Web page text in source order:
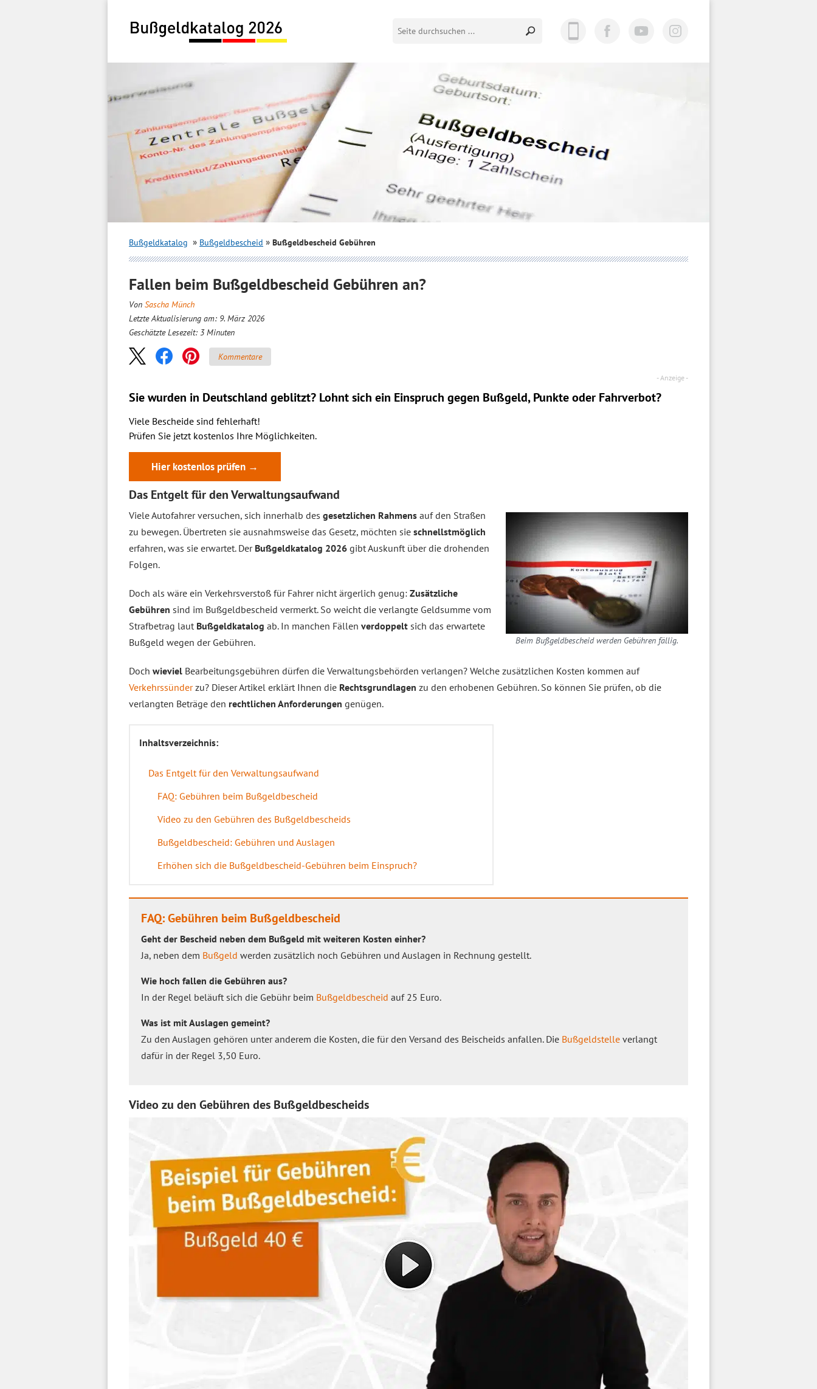
Bußgeldkatalog Bußgeldbescheid Bußgeldbescheid Gebühren
Fallen beim Bußgeldbescheid Gebühren an?
Von Sascha Münch
Letzte Aktualisierung am: 9. März 2026
Geschätzte Lesezeit: 3 Minuten
Kommentare
Sie wurden in Deutschland geblitzt? Lohnt sich ein Einspruch gegen Bußgeld, Punkte oder Fahrverbot?
Viele Bescheide sind fehlerhaft!
Prüfen Sie jetzt kostenlos Ihre Möglichkeiten.
Hier kostenlos prüfen →
Das Entgelt für den Verwaltungsaufwand
Beim Bußgeldbescheid werden Gebühren fällig.
Viele Autofahrer versuchen, sich innerhalb des gesetzlichen Rahmens auf den Straßen
zu bewegen. Übertreten sie ausnahmsweise das Gesetz, möchten sie schnellstmöglich
erfahren, was sie erwartet. Der Bußgeldkatalog 2026 gibt Auskunft über die drohenden
Folgen.
Doch als wäre ein Verkehrsverstoß für Fahrer nicht ärgerlich genug: Zusätzliche
Gebühren sind im Bußgeldbescheid vermerkt. So weicht die verlangte Geldsumme vom
Strafbetrag laut Bußgeldkatalog ab. In manchen Fällen verdoppelt sich das erwartete
Bußgeld wegen der Gebühren.
Doch wieviel Bearbeitungsgebühren dürfen die Verwaltungsbehörden verlangen? Welche zusätzlichen Kosten kommen auf
Verkehrssünderzu? Dieser Artikel erklärt Ihnen die Rechtsgrundlagen zu den erhobenen Gebühren. So können Sie prüfen, ob die
verlangten Beträge den rechtlichen Anforderungen genügen.
Inhaltsverzeichnis:
Das Entgelt für den Verwaltungsaufwand
FAQ: Gebühren beim Bußgeldbescheid
Video zu den Gebühren des Bußgeldbescheids
Bußgeldbescheid: Gebühren und Auslagen
Erhöhen sich die Bußgeldbescheid-Gebühren beim Einspruch?
FAQ: Gebühren beim Bußgeldbescheid
Geht der Bescheid neben dem Bußgeld mit weiteren Kosten einher?
Ja, neben dem Bußgeld werden zusätzlich noch Gebühren und Auslagen in Rechnung gestellt.
Wie hoch fallen die Gebühren aus?
In der Regel beläuft sich die Gebühr beim Bußgeldbescheid auf 25 Euro.
Was ist mit Auslagen gemeint?
Zu den Auslagen gehören unter anderem die Kosten, die für den Versand des Beischeids anfallen. Die Bußgeldstelle verlangt
dafür in der Regel 3,50 Euro.
Video zu den Gebühren des Bußgeldbescheids